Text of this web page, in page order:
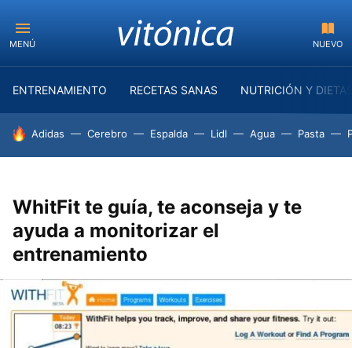
MENÚ NUEVO
ENTRENAMIENTO RECETAS SANAS NUTRICIÓN Y
HOY SE HABLA DE
Adidas Cerebro Espalda Lidl Agua Pasta
WhitFit te guía, te aconseja y te
ayuda a monitorizar el
entrenamiento